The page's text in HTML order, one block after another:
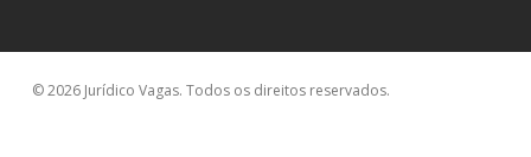
© 2026 Jurídico Vagas. Todos os direitos reservados.